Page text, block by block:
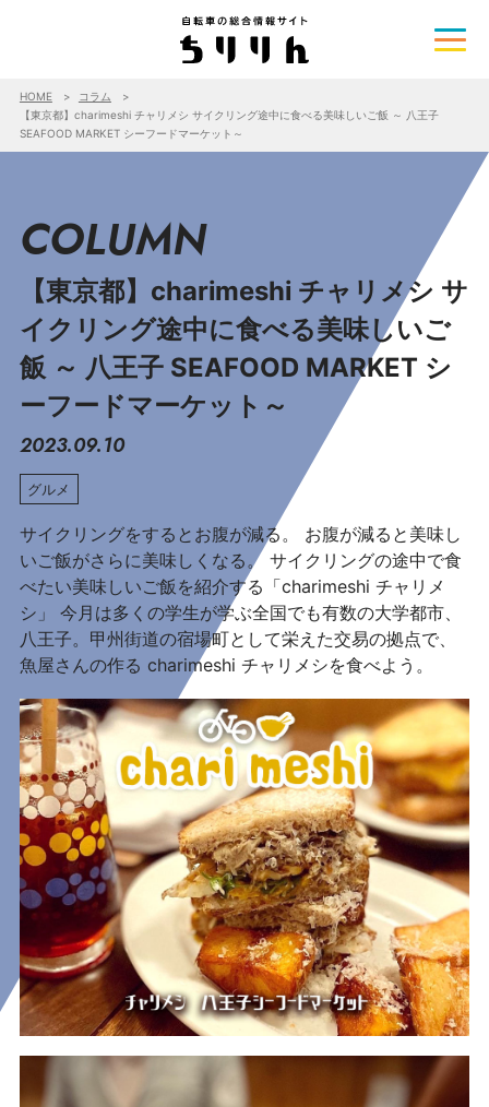
HOME
コラム
【東京都】charimeshi チャリメシ サイクリング途中に食べる美味しいご飯 ～ 八王子
SEAFOOD MARKET シーフードマーケット～
COLUMN
【東京都】charimeshi チャリメシ サ
イクリング途中に食べる美味しいご
飯 ～ 八王子 SEAFOOD MARKET シ
ーフードマーケット～
2023.09.10
グルメ
サイクリングをするとお腹が減る。 お腹が減ると美味し
いご飯がさらに美味しくなる。 サイクリングの途中で食
べたい美味しいご飯を紹介する「charimeshi チャリメ
シ」 今月は多くの学生が学ぶ全国でも有数の大学都市、
八王子。甲州街道の宿場町として栄えた交易の拠点で、
魚屋さんの作る charimeshi チャリメシを食べよう。